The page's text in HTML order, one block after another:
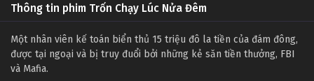
Thông tin phim Trốn Chạy Lúc Nửa Đêm
Một nhân viên kế toán biển thủ 15 triệu đô la tiền của đám đông,
được tại ngoại và bị truy đuổi bởi những kẻ săn tiền thưởng, FBI
và Mafia.